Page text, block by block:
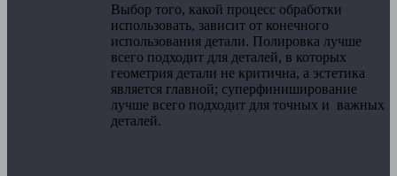
Выбор того, какой процесс обработки
использовать, зависит от конечного
использования детали. Полировка лучше
всего подходит для деталей, в которых
геометрия детали не критична, а эстетика
является главной; суперфиниширование
лучше всего подходит для точных и важных
деталей.